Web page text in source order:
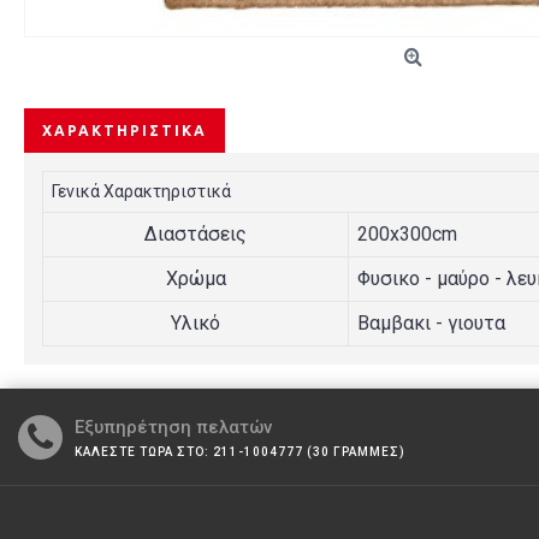
ΧΑΡΑΚΤΗΡΙΣΤΙΚΆ
Γενικά Χαρακτηριστικά
Διαστάσεις
200x300cm
Χρώμα
Φυσικο - μαύρο -
Υλικό
Βαμβακι - γιουτα
Εξυπηρέτηση πελατών
ΚΑΛΕΣΤΕ ΤΩΡΑ ΣΤΟ: 211-1004777 (30 ΓΡΑΜΜΕΣ)